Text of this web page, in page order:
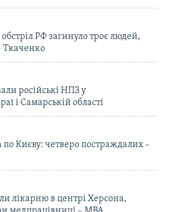
РФ загинуло троє людей,
Ткаченко
російські НПЗ у
і Самарській області
по Києву: четверо постраждалих –
лікарню в центрі Херсона,